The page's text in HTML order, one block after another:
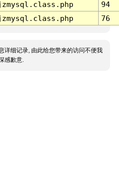
94
76
详细记录, 由此给您带来的访问不便我
感歉意.